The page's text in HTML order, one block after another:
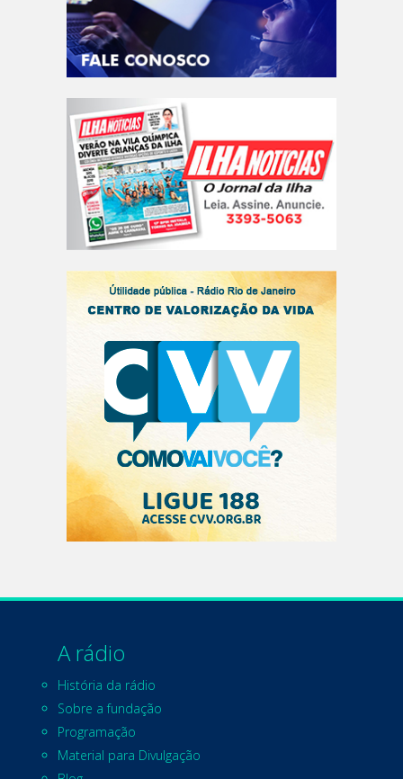
A rádio
História da rádio
Sobre a fundação
Programação
Material para Divulgação